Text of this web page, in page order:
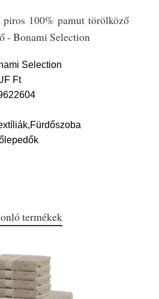
100% pamut törölköző
- Bonami Selection
Selection
Ft
termékek